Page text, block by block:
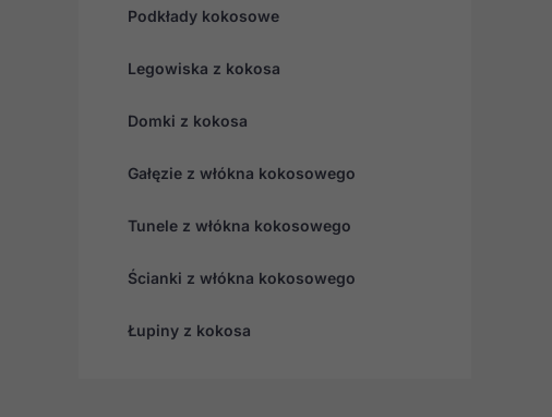
Podkłady kokosowe
Legowiska z kokosa
Domki z kokosa
Gałęzie z włókna kokosowego
Tunele z włókna kokosowego
Ścianki z włókna kokosowego
Łupiny z kokosa